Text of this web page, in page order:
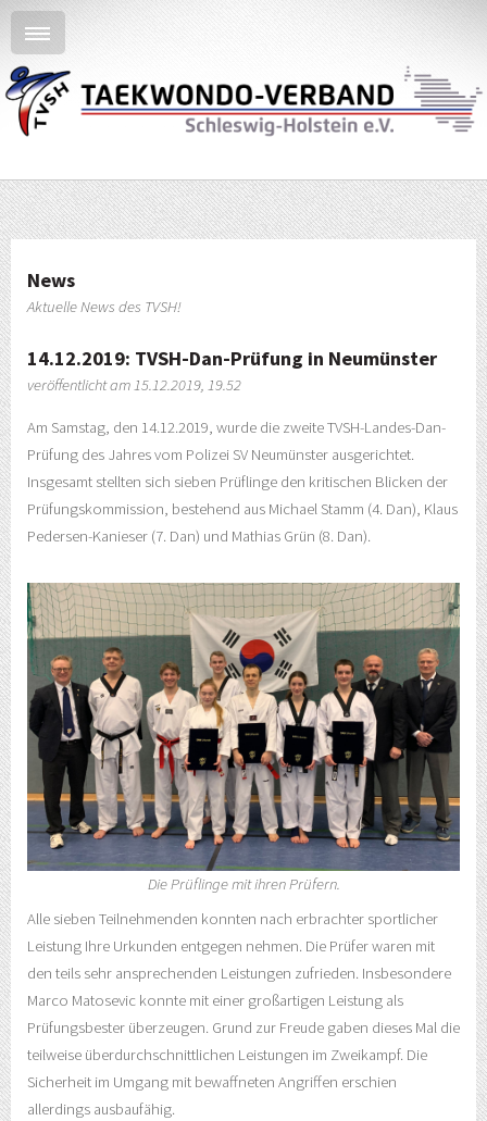
News
Aktuelle News des TVSH!
14.12.2019: TVSH-Dan-Prüfung in Neumünster
veröffentlicht am 15.12.2019, 19.52
Am Samstag, den 14.12.2019, wurde die zweite TVSH-Landes-Dan-
Prüfung des Jahres vom Polizei SV Neumünster ausgerichtet.
Insgesamt stellten sich sieben Prüflinge den kritischen Blicken der
Prüfungskommission, bestehend aus Michael Stamm (4. Dan), Klaus
Pedersen-Kanieser (7. Dan) und Mathias Grün (8. Dan).
Die Prüflinge mit ihren Prüfern.
Alle sieben Teilnehmenden konnten nach erbrachter sportlicher
Leistung Ihre Urkunden entgegen nehmen. Die Prüfer waren mit
den teils sehr ansprechenden Leistungen zufrieden. Insbesondere
Marco Matosevic konnte mit einer großartigen Leistung als
Prüfungsbester überzeugen. Grund zur Freude gaben dieses Mal die
teilweise überdurchschnittlichen Leistungen im Zweikampf. Die
Sicherheit im Umgang mit bewaffneten Angriffen erschien
allerdings ausbaufähig.